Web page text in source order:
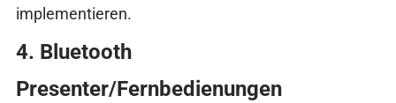
implementieren.
4. Bluetooth
Presenter/Fernbedienungen